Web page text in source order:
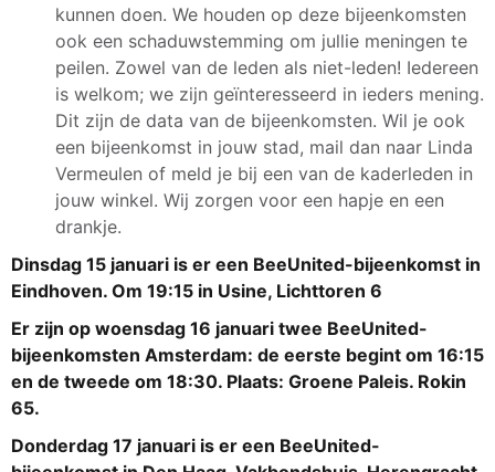
kunnen doen. We houden op deze bijeenkomsten
ook een schaduwstemming om jullie meningen te
peilen. Zowel van de leden als niet-leden! Iedereen
is welkom; we zijn geïnteresseerd in ieders mening.
Dit zijn de data van de bijeenkomsten. Wil je ook
een bijeenkomst in jouw stad, mail dan naar Linda
Vermeulen of meld je bij een van de kaderleden in
jouw winkel. Wij zorgen voor een hapje en een
drankje.
Dinsdag 15 januari is er een BeeUnited-bijeenkomst in
Eindhoven. Om 19:15 in Usine, Lichttoren 6
Er zijn op woensdag 16 januari twee BeeUnited-
bijeenkomsten Amsterdam: de eerste begint om 16:15
en de tweede om 18:30. Plaats: Groene Paleis. Rokin
65.
Donderdag 17 januari is er een BeeUnited-